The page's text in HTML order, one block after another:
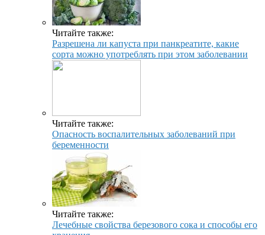
Читайте также:
Разрешена ли капуста при панкреатите, какие
сорта можно употреблять при этом заболевании
Читайте также:
Опасность воспалительных заболеваний при
беременности
Читайте также:
Лечебные свойства березового сока и способы его